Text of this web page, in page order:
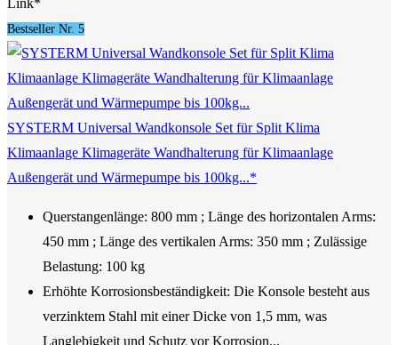
Link*
Bestseller Nr. 5
SYSTERM Universal Wandkonsole Set für Split Klima
Klimaanlage Klimageräte Wandhalterung für Klimaanlage
Außengerät und Wärmepumpe bis 100kg...*
Querstangenlänge: 800 mm ; Länge des horizontalen Arms:
450 mm ; Länge des vertikalen Arms: 350 mm ; Zulässige
Belastung: 100 kg
Erhöhte Korrosionsbeständigkeit: Die Konsole besteht aus
verzinktem Stahl mit einer Dicke von 1,5 mm, was
Langlebigkeit und Schutz vor Korrosion...